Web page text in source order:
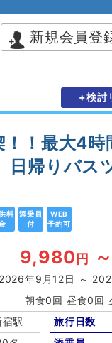
新規会員登
+検討
！最大4時
帰りバス
料
添乗員
付
WEB
予約可
9,980 円
2026年9月12日 ～
朝食0回 昼食0回
宿駅
旅行日数